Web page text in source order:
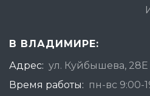
В ВЛАДИМИРЕ:
Адрес: ул. Куйбышева, 28Е
Время работы: пн-вс 9:00-